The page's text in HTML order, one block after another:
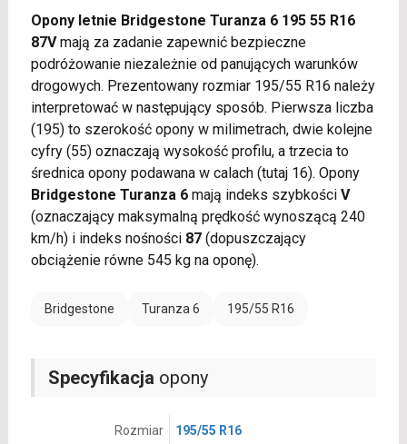
Opony letnie Bridgestone Turanza 6 195 55 R16
87Vmają za zadanie zapewnić bezpieczne
podróżowanie niezależnie od panujących warunków
drogowych. Prezentowany rozmiar 195/55 R16 należy
interpretować w następujący sposób. Pierwsza liczba
(195) to szerokość opony w milimetrach, dwie kolejne
cyfry (55) oznaczają wysokość profilu, a trzecia to
średnica opony podawana w calach (tutaj 16). Opony
Bridgestone Turanza 6mają indeks szybkości V
(oznaczający maksymalną prędkość wynoszącą 240
km/h) i indeks nośności 87(dopuszczający
obciążenie równe 545 kg na oponę).
Bridgestone Turanza 6 195/55 R16
Specyfikacja opony
Rozmiar 195/55 R16